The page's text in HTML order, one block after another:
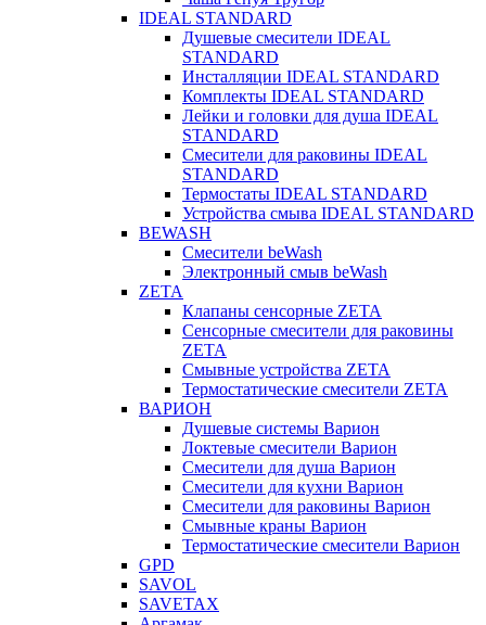
IDEAL STANDARD
Душевые смесители IDEAL
STANDARD
Инсталляции IDEAL STANDARD
Комплекты IDEAL STANDARD
Лейки и головки для душа IDEAL
STANDARD
Смесители для раковины IDEAL
STANDARD
Термостаты IDEAL STANDARD
Устройства смыва IDEAL STANDARD
BEWASH
Смесители beWash
Электронный смыв beWash
ZETA
Клапаны сенсорные ZETA
Сенсорные смесители для раковины
ZETA
Смывные устройства ZETA
Термостатические смесители ZETA
ВАРИОН
Душевые системы Варион
Локтевые смесители Варион
Смесители для душа Варион
Смесители для кухни Варион
Смесители для раковины Варион
Смывные краны Варион
Термостатические смесители Варион
GPD
SAVOL
SAVETAX